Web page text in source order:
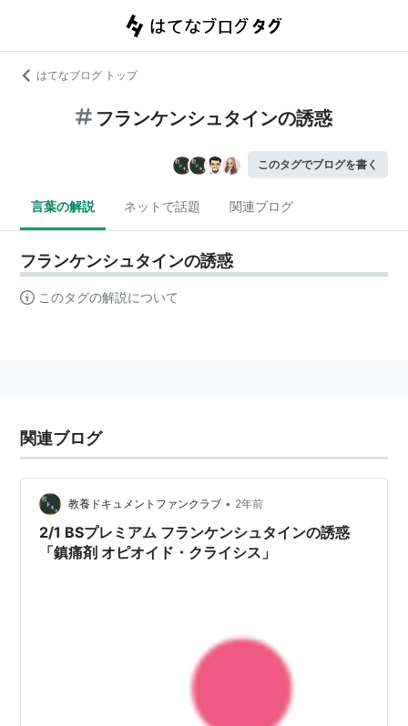
はてなブログ トップ
フランケンシュタインの誘惑
このタグでブログを書く
言葉の解説 ネットで話題 関連ブログ
フランケンシュタインの誘惑
このタグの解説について
関連ブログ
教養ドキュメントファンクラブ • 2年前
2/1 BSプレミアム フランケンシュタインの誘惑
「鎮痛剤 オピオイド・クライシス」